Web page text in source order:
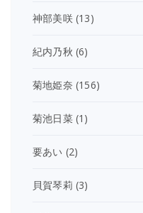
神部美咲(13)
紀内乃秋 (6)
菊地姫奈 (156)
菊池日菜(1)
要あい (2)
貝賀琴莉 (3)